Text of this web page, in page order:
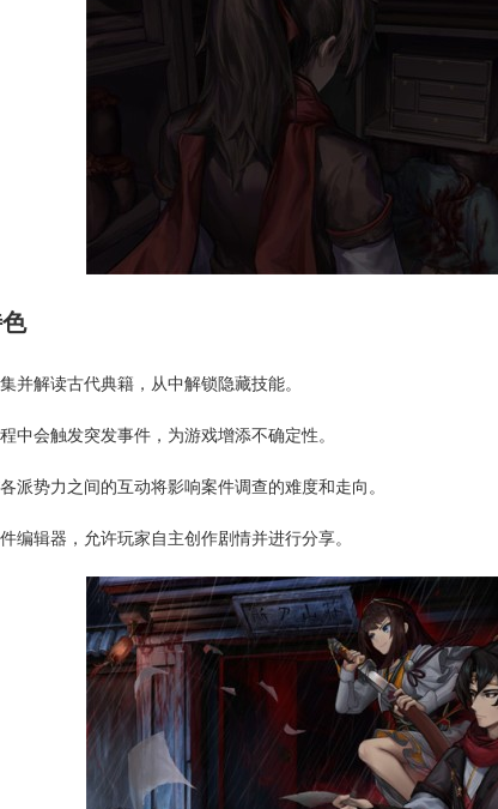
并解读古代典籍，从中解锁隐藏技能。
中会触发突发事件，为游戏增添不确定性。
派势力之间的互动将影响案件调查的难度和走向。
编辑器，允许玩家自主创作剧情并进行分享。